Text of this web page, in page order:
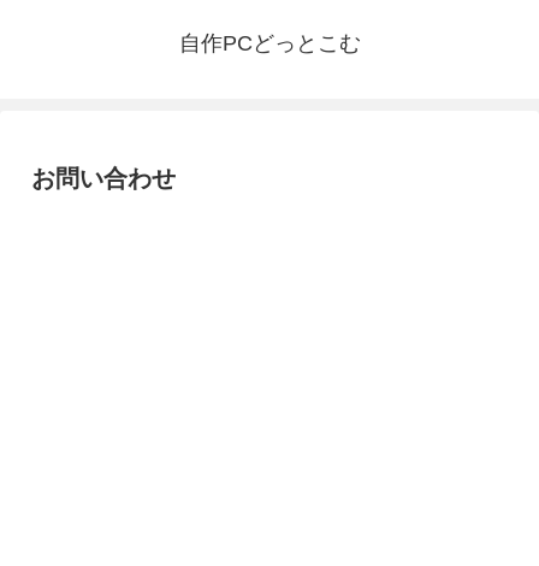
自作PCどっとこむ
お問い合わせ